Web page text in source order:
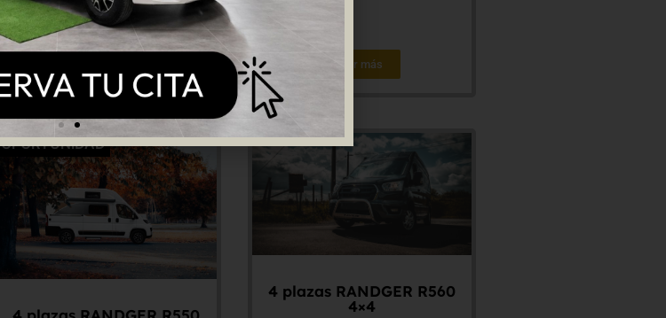
Adventure 6RX
Ver más
OPORTUNIDAD
4 plazas RANDGER R560
4×4